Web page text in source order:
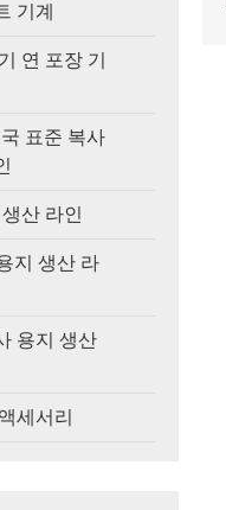
기계
연 포장 기
표준 복사
산 라인
지 생산 라
용지 생산
세서리